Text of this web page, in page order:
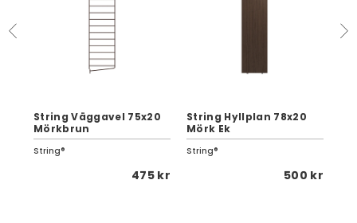
String Väggavel 75x20
Mörkbrun
String®
475 kr
String Hyllplan 78x20
Mörk Ek
String®
500 kr